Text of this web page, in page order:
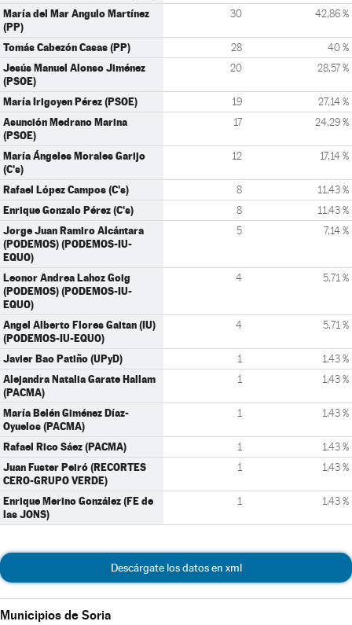
María del Mar Angulo Martínez
(PP)
30 42,86 %
Tomás Cabezón Casas (PP) 28 40 %
Jesús Manuel Alonso Jiménez
(PSOE)
20 28,57 %
María Irigoyen Pérez (PSOE) 19 27,14 %
Asunción Medrano Marina
(PSOE)
17 24,29 %
María Ángeles Morales Garijo
(C's)
12 17,14 %
Rafael López Campos (C's) 8 11,43 %
Enrique Gonzalo Pérez (C's) 8 11,43 %
Jorge Juan Ramiro Alcántara
(PODEMOS) (PODEMOS-IU-
EQUO)
5 7,14 %
Leonor Andrea Lahoz Goig
(PODEMOS) (PODEMOS-IU-
EQUO)
4 5,71 %
Angel Alberto Flores Gaitan (IU)
(PODEMOS-IU-EQUO)
4 5,71 %
Javier Bao Patiño (UPyD) 1 1,43 %
Alejandra Natalia Garate Hallam
(PACMA)
1 1,43 %
María Belén Giménez Díaz-
Oyuelos (PACMA)
1 1,43 %
Rafael Rico Sáez (PACMA) 1 1,43 %
Juan Fuster Peiró (RECORTES
CERO-GRUPO VERDE)
1 1,43 %
Enrique Merino González (FE de
las JONS)
1 1,43 %
Descárgate los datos en xml
Municipios de Soria